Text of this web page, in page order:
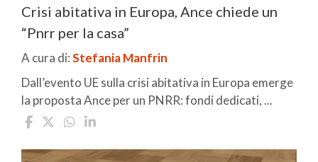
Crisi abitativa in Europa, Ance chiede un
“Pnrr per la casa”
A cura di:Stefania Manfrin
Dall’evento UE sulla crisi abitativa in Europa emerge
la proposta Ance per un PNRR: fondi dedicati, ...